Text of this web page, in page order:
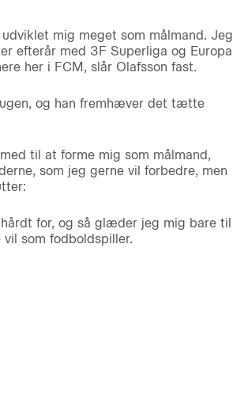
mig meget som målmand. Jeg
efterår med 3F Superliga og Europa
her i FCM, slår Olafsson fast.
og han fremhæver det tætte
til at forme mig som målmand,
som jeg gerne vil forbedre, men
for, og så glæder jeg mig bare til
som fodboldspiller.